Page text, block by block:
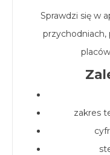
Sprawdzi się w
przychodniach,
zakres